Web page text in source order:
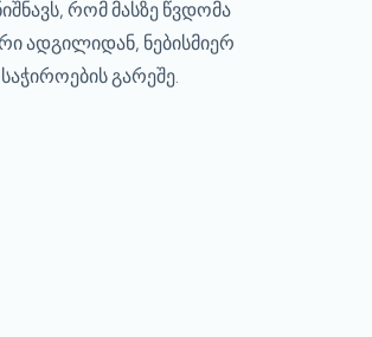
რომ მასზე წვდომა
ადგილიდან, ნებისმიერ
გარეშე.